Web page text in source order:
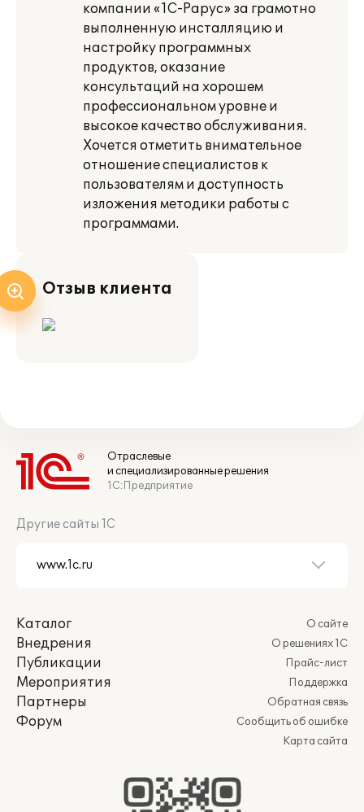
компании «1С-Рарус» за грамотно
выполненную инсталляцию и
настройку программных
продуктов, оказание
консультаций на хорошем
профессиональном уровне и
высокое качество обслуживания.
Хочется отметить внимательное
отношение специалистов к
пользователям и доступность
изложения методики работы с
программами.
Отзыв клиента
Отраслевые
и специализированные решения
1С:Предприятие
Другие сайты 1С
Каталог
Внедрения
Публикации
Мероприятия
Партнеры
Форум
О сайте
О решениях 1С
Прайс-лист
Поддержка
Обратная связь
Сообщить об ошибке
Карта сайта